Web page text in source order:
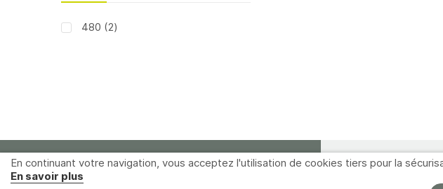
En continuant votre navigation, vous acceptez l'utilisation de cookies tiers pour la
En savoir plus
480 2articles